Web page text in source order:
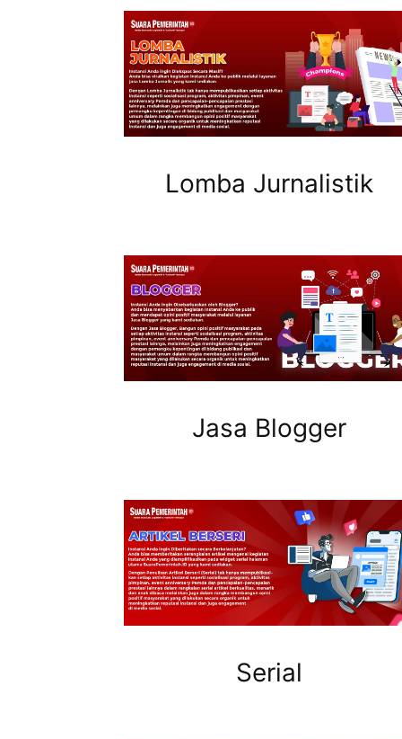
Lomba Jurnalistik
Jasa Blogger
Serial